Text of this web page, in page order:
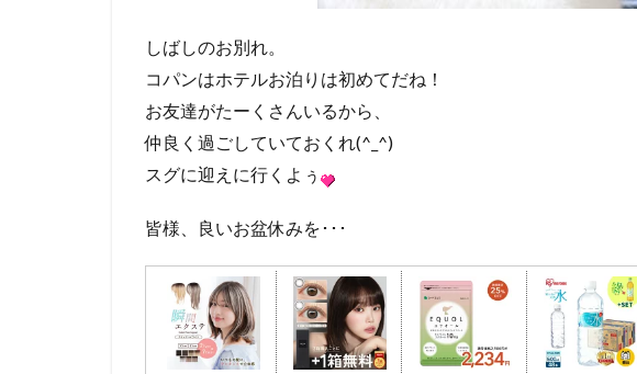
しばしのお別れ。
コパンはホテルお泊りは初めてだね！
お友達がたーくさんいるから、
仲良く過ごしていておくれ(^_^)
スグに迎えに行くよぅ
皆様、良いお盆休みを･･･